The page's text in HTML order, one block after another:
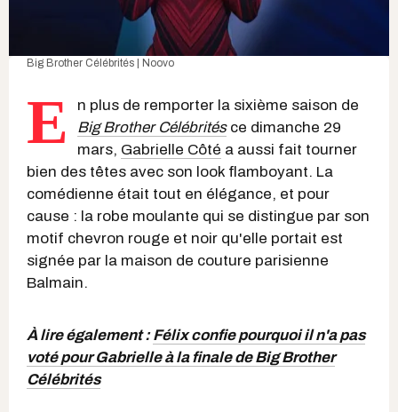
Big Brother Célébrités | Noovo
E
n plus de remporter la sixième saison de
Big Brother Célébritésce dimanche 29
mars, Gabrielle Côté a aussi fait tourner
bien des têtes avec son look flamboyant. La
comédienne était tout en élégance, et pour
cause : la robe moulante qui se distingue par son
motif chevron rouge et noir qu'elle portait est
signée par la maison de couture parisienne
Balmain.
À lire également :Félix confie pourquoi il n'a pas
voté pour Gabrielle à la finale de Big Brother
Célébrités